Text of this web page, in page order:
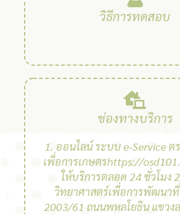
วิธีการทดสอบ
ช่องทางบริการ
1. ออนไลน์ ระบบ e-Service
เพื่อการเกษตรhttps://
ให้บริการตลอด 24 ชั่วโมง
วิทยาศาสตร์เพื่อการพัฒนา
2003/61 ถนนพหลโยธิน แขวง